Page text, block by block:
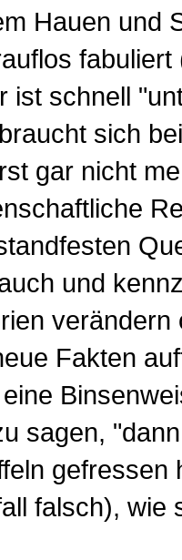
Hauen und
ist schnell
sich
gar nicht
und
Fakten
sagen,
falsch), wie